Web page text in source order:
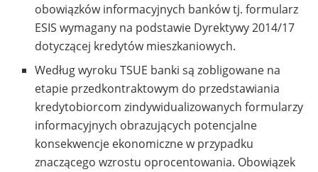
obowiązków informacyjnych banków tj. formularz
ESIS wymagany na podstawie Dyrektywy 2014/17
dotyczącej kredytów mieszkaniowych.
Według wyroku TSUE banki są zobligowane na
etapie przedkontraktowym do przedstawiania
kredytobiorcom zindywidualizowanych formularzy
informacyjnych obrazujących potencjalne
konsekwencje ekonomiczne w przypadku
znaczącego wzrostu oprocentowania. Obowiązek